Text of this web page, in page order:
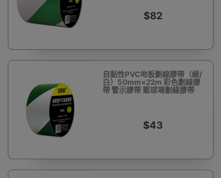
$82
自黏性PVC地板劃線膠帶（綠/
白）50mm×22m 彩色劃線膠
帶 警示膠帶 籃球場劃線膠帶
$43